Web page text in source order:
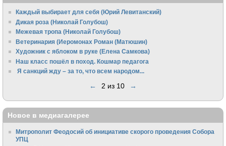
Каждый выбирает для себя (Юрий Левитанский)
Дикая роза (Николай Голубош)
Межевая тропа (Николай Голубош)
Ветеринария (Иеромонах Роман (Матюшин)
Художник с яблоком в руке (Елена Самкова)
Наш класс пошёл в поход. Кошмар педагога
Я санкций жду – за то, что всем народом...
← 2 из 10 →
Новое в медиагалерее
Митрополит Феодосий об инициативе скорого проведения Собора
УПЦ